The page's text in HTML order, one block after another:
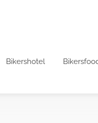
Bikershotel